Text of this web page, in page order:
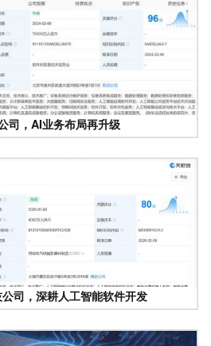
司，AI业务布局再升级
司，深耕人工智能软件开发